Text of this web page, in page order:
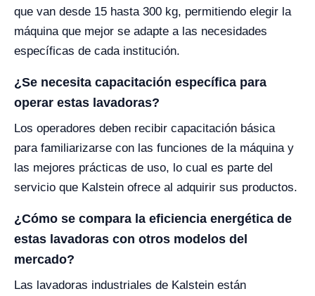
que van desde 15 hasta 300 kg, permitiendo elegir la
máquina que mejor se adapte a las necesidades
específicas de cada institución.
¿Se necesita capacitación específica para
operar estas lavadoras?
Los operadores deben recibir capacitación básica
para familiarizarse con las funciones de la máquina y
las mejores prácticas de uso, lo cual es parte del
servicio que Kalstein ofrece al adquirir sus productos.
¿Cómo se compara la eficiencia energética de
estas lavadoras con otros modelos del
mercado?
Las lavadoras industriales de Kalstein están